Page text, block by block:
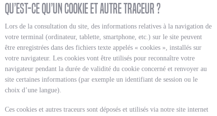
Qu’est-ce qu’un cookie et autre traceur ?
Lors de la consultation du site, des informations relatives à la navigation de
votre terminal (ordinateur, tablette, smartphone, etc.) sur le site peuvent
être enregistrées dans des fichiers texte appelés « cookies », installés sur
votre navigateur. Les cookies vont être utilisés pour reconnaître votre
navigateur pendant la durée de validité du cookie concerné et renvoyer au
site certaines informations (par exemple un identifiant de session ou le
choix d’une langue).
Ces cookies et autres traceurs sont déposés et utilisés via notre site internet